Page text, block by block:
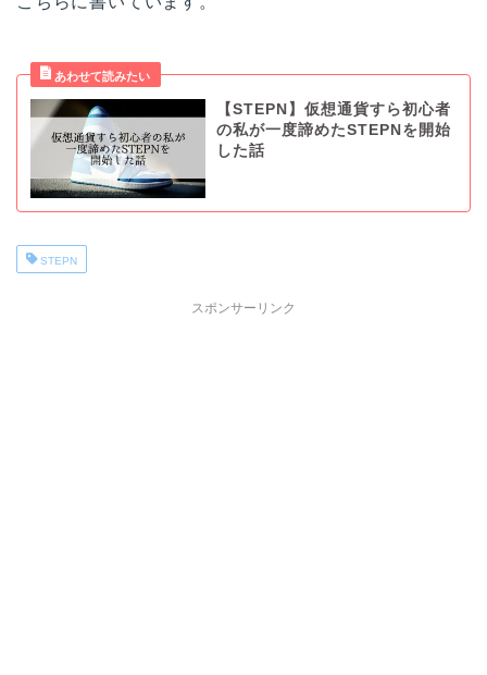
【STEPN】仮想通貨すら初心者
の私が一度諦めたSTEPNを開始
した話
STEPN
スポンサーリンク